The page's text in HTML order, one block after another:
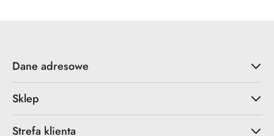
Dane adresowe
Sklep
Strefa klienta